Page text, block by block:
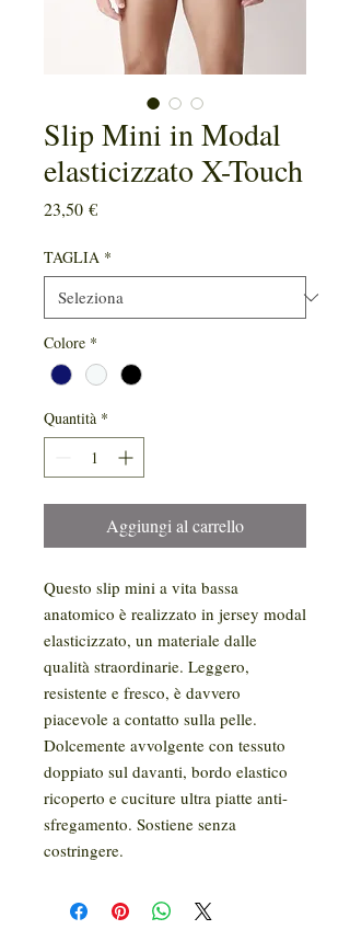
Slip Mini in Modal
elasticizzato X-Touch
23,50 €Prezzo
TAGLIA *
Colore *
Quantità *
Aggiungi al carrello
Questo slip mini a vita bassa
anatomico è realizzato in jersey modal
elasticizzato, un materiale dalle
qualità straordinarie. Leggero,
resistente e fresco, è davvero
piacevole a contatto sulla pelle.
Dolcemente avvolgente con tessuto
doppiato sul davanti, bordo elastico
ricoperto e cuciture ultra piatte anti-
sfregamento. Sostiene senza
costringere.